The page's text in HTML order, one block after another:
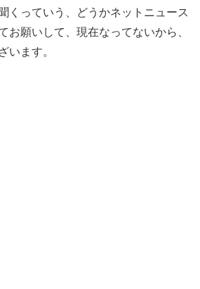
くっていう、どうかネットニュース
お願いして、現在なってないから、
います。